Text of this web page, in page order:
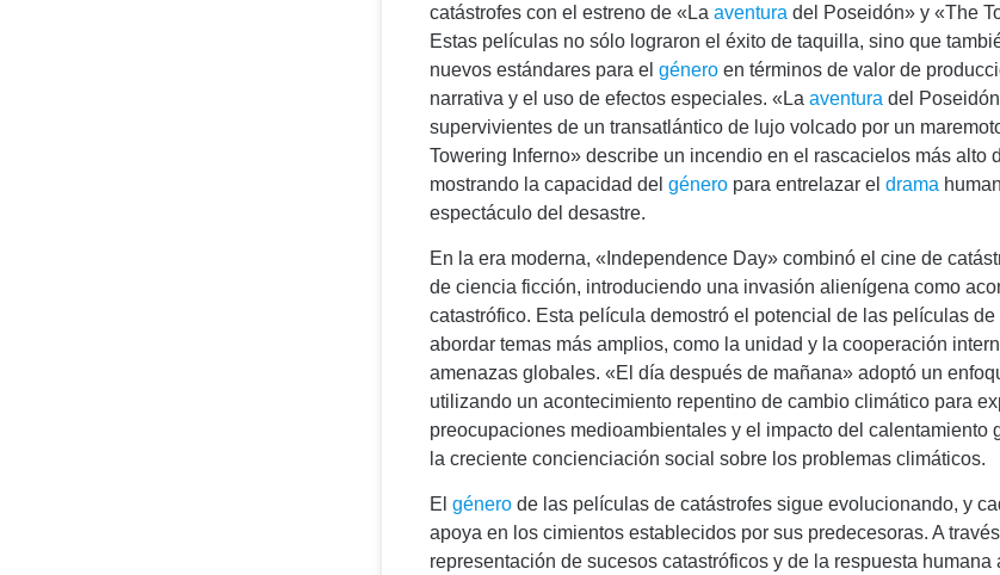
catástrofes con el estreno de «Laaventura del Poseidón» y «The
Estas películas no sólo lograron el éxito de taquilla, sino que
nuevos estándares para elgénero en términos de valor de
narrativa y el uso de efectos especiales. «Laaventura del
supervivientes de un transatlántico de lujo volcado por un
Towering Inferno» describe un incendio en el rascacielos más alto
mostrando la capacidad delgénero para entrelazar eldrama
espectáculo del desastre.
En la era moderna, «Independence Day» combinó el cine de
de ciencia ficción, introduciendo una invasión alienígena como
catastrófico. Esta película demostró el potencial de las películas de
abordar temas más amplios, como la unidad y la cooperación
amenazas globales. «El día después de mañana» adoptó un
utilizando un acontecimiento repentino de cambio climático para
preocupaciones medioambientales y el impacto del calentamiento
la creciente concienciación social sobre los problemas climáticos.
Elgénero de las películas de catástrofes sigue evolucionando, y
apoya en los cimientos establecidos por sus predecesoras. A
representación de sucesos catastróficos y de la respuesta humana